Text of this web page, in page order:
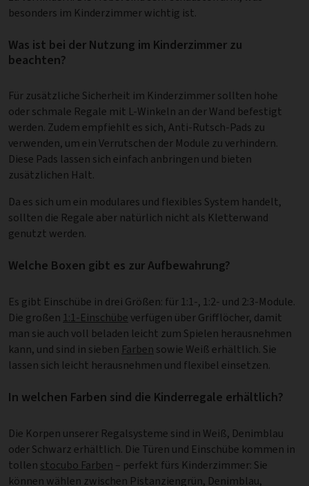
besonders im Kinderzimmer wichtig ist.
Was ist bei der Nutzung im Kinderzimmer zu
beachten?
Für zusätzliche Sicherheit im Kinderzimmer sollten hohe
oder schmale Regale mit L-Winkeln an der Wand befestigt
werden. Zudem empfiehlt es sich, Anti-Rutsch-Pads zu
verwenden, um ein Verrutschen der Module zu verhindern.
Diese Pads lassen sich einfach anbringen und bieten
zusätzlichen Halt.
Da es sich um ein modulares und flexibles System handelt,
sollten die Regale aber natürlich nicht als Kletterwand
genutzt werden.
Welche Boxen gibt es zur Aufbewahrung?
Es gibt Einschübe in drei Größen: für 1:1-, 1:2- und 2:3-Module.
Die großen 1:1-Einschübe verfügen über Grifflöcher, damit
man sie auch voll beladen leicht zum Spielen herausnehmen
kann, und sind in sieben Farben sowie Weiß erhältlich. Sie
lassen sich leicht herausnehmen und flexibel einsetzen.
In welchen Farben sind die Kinderregale erhältlich?
Die Korpen unserer Regalsysteme sind in Weiß, Denimblau
oder Schwarz erhältlich. Die Türen und Einschübe kommen in
tollen stocubo Farben – perfekt fürs Kinderzimmer: Sie
können wählen zwischen Pistanziengrün, Denimblau,